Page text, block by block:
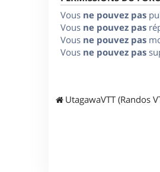
Vous ne pouvez pas
Vous ne pouvez pas
Vous ne pouvez pas
Vous ne pouvez pas
UtagawaVTT (Randos